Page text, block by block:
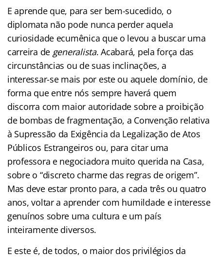
E aprende que, para ser bem-sucedido, o
diplomata não pode nunca perder aquela
curiosidade ecumênica que o levou a buscar uma
carreira de generalista. Acabará, pela força das
circunstâncias ou de suas inclinações, a
interessar-se mais por este ou aquele domínio, de
forma que entre nós sempre haverá quem
discorra com maior autoridade sobre a proibição
de bombas de fragmentação, a Convenção relativa
à Supressão da Exigência da Legalização de Atos
Públicos Estrangeiros ou, para citar uma
professora e negociadora muito querida na Casa,
sobre o “discreto charme das regras de origem”.
Mas deve estar pronto para, a cada três ou quatro
anos, voltar a aprender com humildade e interesse
genuínos sobre uma cultura e um país
inteiramente diversos.
E este é, de todos, o maior dos privilégios da